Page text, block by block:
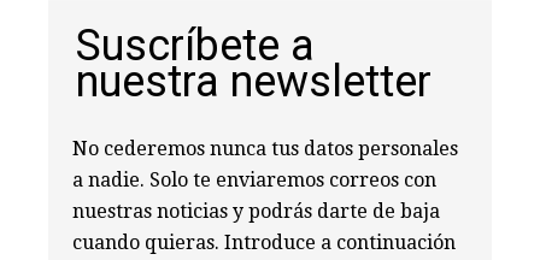
Suscríbete a
nuestra newsletter
No cederemos nunca tus datos personales
a nadie. Solo te enviaremos correos con
nuestras noticias y podrás darte de baja
cuando quieras. Introduce a continuación